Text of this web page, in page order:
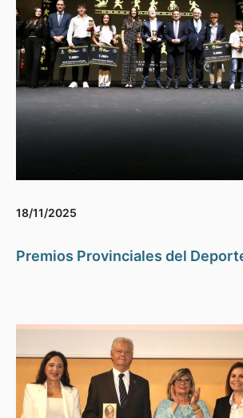
18/11/2025
Premios Provinciales del